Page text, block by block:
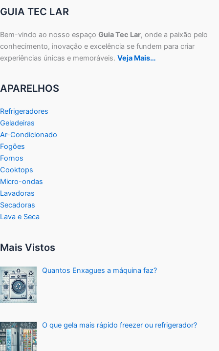
GUIA TEC LAR
Bem-vindo ao nosso espaço Guia Tec Lar, onde a paixão pelo
conhecimento, inovação e excelência se fundem para criar
experiências únicas e memoráveis. Veja Mais…
APARELHOS
Refrigeradores
Geladeiras
Ar-Condicionado
Fogões
Fornos
Cooktops
Micro-ondas
Lavadoras
Secadoras
Lava e Seca
Mais Vistos
Quantos Enxagues a máquina faz?
O que gela mais rápido freezer ou refrigerador?